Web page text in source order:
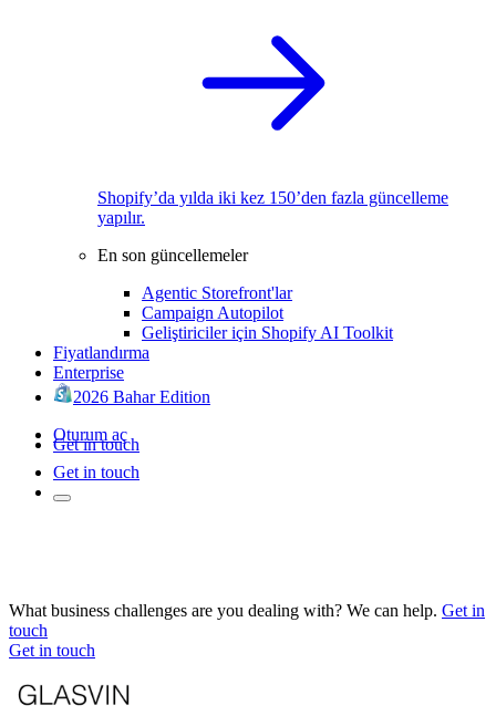
Shopify’da yılda iki kez 150’den fazla güncelleme
yapılır.
En son güncellemeler
Agentic Storefront'lar
Campaign Autopilot
Geliştiriciler için Shopify AI Toolkit
Fiyatlandırma
Enterprise
2026 Bahar Edition
Oturum aç
Get in touch
Get in touch
What business challenges are you dealing with? We can help. Get in
touch
Get in touch